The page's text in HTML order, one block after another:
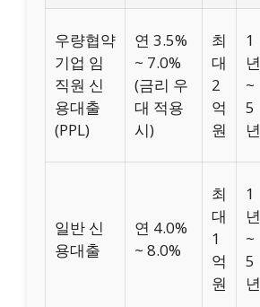
우량협약
기업 임
직원 신
용대출
(PPL)
연 3.5%
~ 7.0%
(금리 우
대 적용
시)
최
대
2
억
원
1
년
~
5
년
일반 신
용대출
연 4.0%
~ 8.0%
최
대
1
억
원
1
년
~
5
년